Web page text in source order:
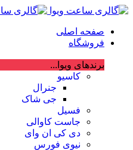
صفحه اصلی
فروشگاه
برندهای ویوا...
کاسیو
جنرال
جی شاک
فسیل
جاست کاوالی
دی کی ان وای
نیوی فورس